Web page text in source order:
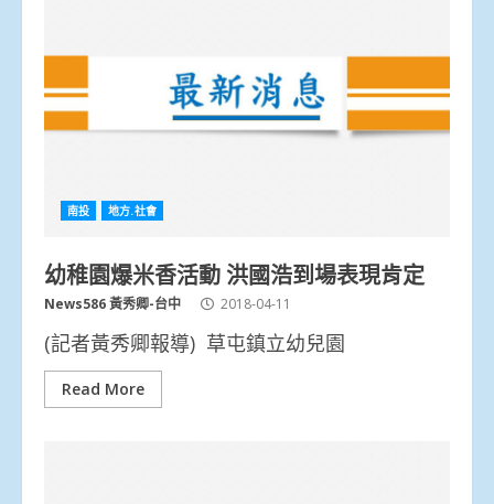
南投 地方.社會
幼稚園爆米香活動 洪國浩到場表現肯定
News586 黃秀卿-台中 2018-04-11
(記者黃秀卿報導) 草屯鎮立幼兒園
Read More